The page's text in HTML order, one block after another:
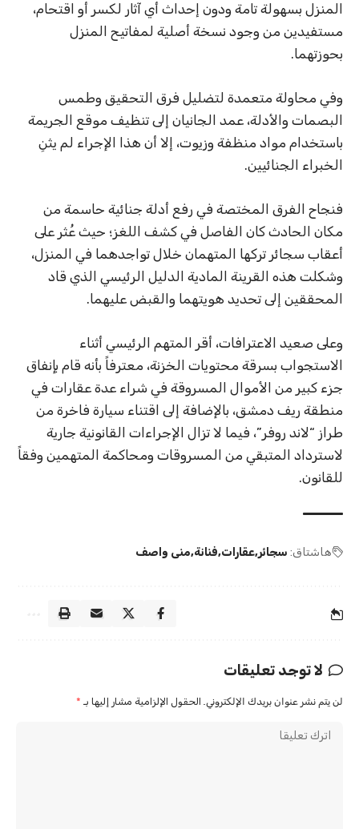
المنزل بسهولة تامة ودون إحداث أي آثار لكسر أو اقتحام،
مستفيدين من وجود نسخة أصلية لمفاتيح المنزل
بحوزتهما.
وفي محاولة متعمدة لتضليل فرق التحقيق وطمس
البصمات والأدلة، عمد الجانيان إلى تنظيف موقع الجريمة
باستخدام مواد منظفة وزيوت، إلا أن هذا الإجراء لم يثنِ
الخبراء الجنائيين.
فنجاح الفرق المختصة في رفع أدلة جنائية حاسمة من
مكان الحادث كان الفاصل في كشف اللغز؛ حيث عُثر على
أعقاب سجائر تركها المتهمان خلال تواجدهما في المنزل،
وشكلت هذه القرينة المادية الدليل الرئيسي الذي قاد
المحققين إلى تحديد هويتهما والقبض عليهما.
وعلى صعيد الاعترافات، أقر المتهم الرئيسي أثناء
الاستجواب بسرقة محتويات الخزنة، معترفاً بأنه قام بإنفاق
جزء كبير من الأموال المسروقة في شراء عدة عقارات في
منطقة ريف دمشق، بالإضافة إلى اقتناء سيارة فاخرة من
طراز “لاند روفر”، فيما لا تزال الإجراءات القانونية جارية
لاسترداد المتبقي من المسروقات ومحاكمة المتهمين وفقاً
للقانون.
هاشتاق: سجائر عقارات فنانة منى واصف
لا توجد تعليقات
لن يتم نشر عنوان بريدك الإلكتروني. الحقول الإلزامية مشار إليها بـ *